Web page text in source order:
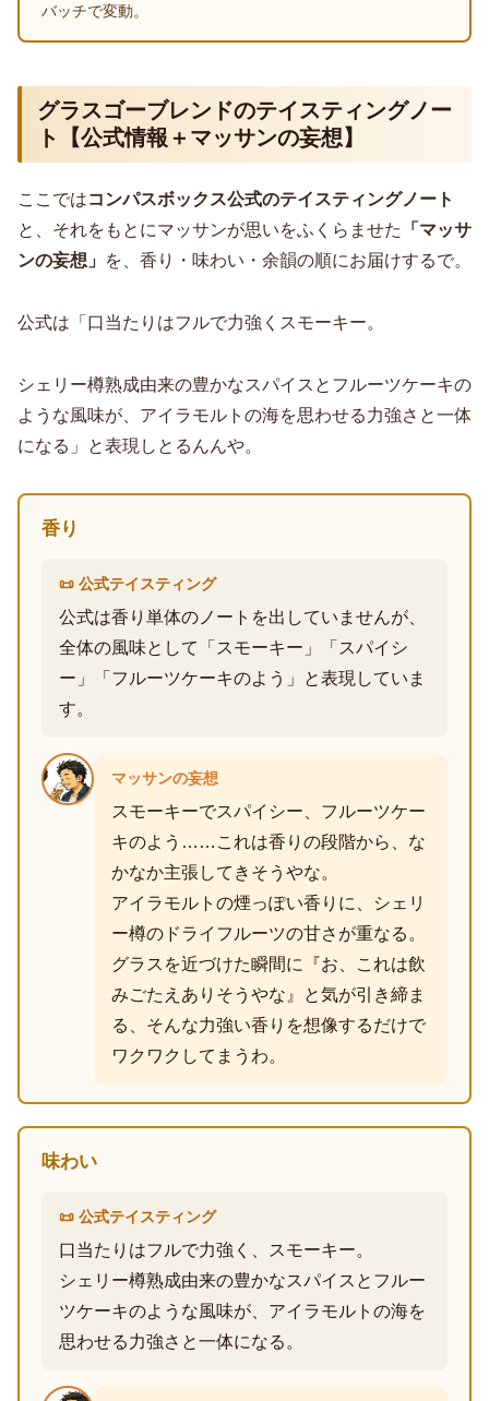
バッチで変動。
グラスゴーブレンドのテイスティングノー
ト【公式情報＋マッサンの妄想】
ここではコンパスボックス公式のテイスティングノート
と、それをもとにマッサンが思いをふくらませた
「マッサ
ンの妄想」 を、香り・味わい・余韻の順にお届けするで。
公式は「口当たりはフルで力強くスモーキー。
シェリー樽熟成由来の豊かなスパイスとフルーツケーキの
ような風味が、アイラモルトの海を思わせる力強さと一体
になる」と表現しとるんんや。
香り
📜 公式テイスティング
公式は香り単体のノートを出していませんが、
全体の風味として「スモーキー」「スパイシ
ー」「フルーツケーキのよう」と表現していま
す。
マッサンの妄想
スモーキーでスパイシー、フルーツケー
キのよう……これは香りの段階から、な
かなか主張してきそうやな。
アイラモルトの煙っぽい香りに、シェリ
ー樽のドライフルーツの甘さが重なる。
グラスを近づけた瞬間に『お、これは飲
みごたえありそうやな』と気が引き締ま
る、そんな力強い香りを想像するだけで
ワクワクしてまうわ。
味わい
📜 公式テイスティング
口当たりはフルで力強く、スモーキー。
シェリー樽熟成由来の豊かなスパイスとフルー
ツケーキのような風味が、アイラモルトの海を
思わせる力強さと一体になる。